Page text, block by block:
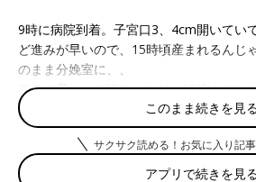
9時に病院到着。子宮口3、4cm開いてい
ど進みが早いので、15時頃産まれるんじ
のまま分娩室に、、
進みが早いのは嬉しいけど、15時までか
る。
ここから痛みに耐えるのに必死で、夫の
たけど、日曜日で朝からいてくれたので
このまま続きを見
サクサク読める！お気に入り記
アプリで続きを見